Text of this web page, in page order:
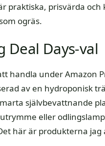
praktiska, prisvärda
ogräs.
Deal Days-val
handla under Amazon
av en hydroponisk
självbevattnande
eller
här är produkterna jag